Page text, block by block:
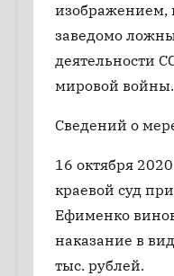
изображением,
заведомо
деятельности
мировой войны.
Сведений о
16 октября
краевой суд
Ефименко
наказание в
тыс. рублей.